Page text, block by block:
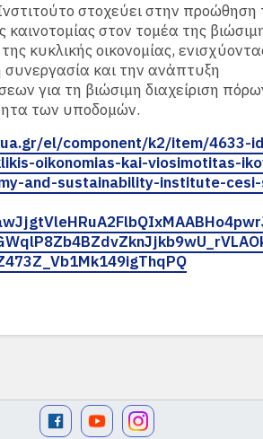
στοχεύει στην προώθηση
καινοτομίας στον τομέα της
κυκλικής οικονομίας,
συνεργασία και την ανάπτυξη
για τη βιώσιμη διαχείριση
των υποδομών.
el/component/k2/item/4633-
oikonomias-kai-viosimotitas-
and-sustainability-institute-